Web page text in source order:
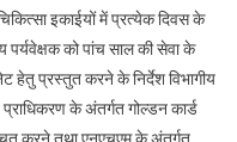
इकाईयों में प्रत्येक दिवस के
पर्यवेक्षक को पांच साल की सेवा के
हेतु प्रस्तुत करने के निर्देश विभागीय
के अंतर्गत गोल्डन कार्ड
करने तथा एनएचएम के अंतर्गत